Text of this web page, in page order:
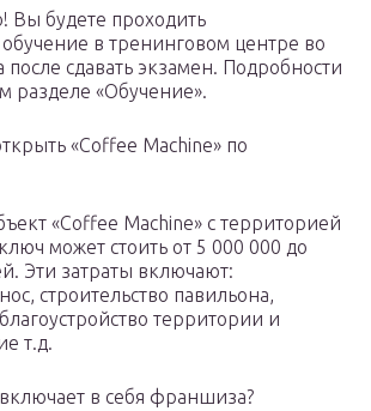
Вы будете проходить
в тренинговом центре во
после сдавать экзамен. Подробности
разделе «Обучение».
«Coffee Machine» по
«Coffee Machine» с территорией
может стоить от 5 000 000 до
Эти затраты включают:
строительство павильона,
территории и
т.д.
в себя франшиза?